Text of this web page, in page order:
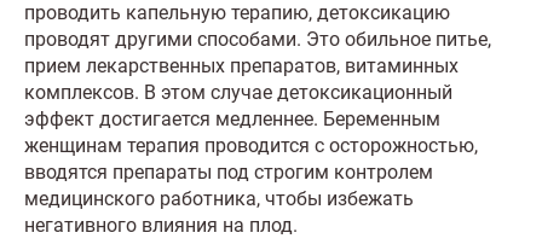
проводить капельную терапию, детоксикацию
проводят другими способами. Это обильное питье,
прием лекарственных препаратов, витаминных
комплексов. В этом случае детоксикационный
эффект достигается медленнее. Беременным
женщинам терапия проводится с осторожностью,
вводятся препараты под строгим контролем
медицинского работника, чтобы избежать
негативного влияния на плод.